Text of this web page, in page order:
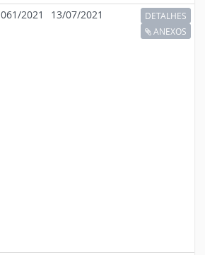
061/2021 13/07/2021
DETALHES
ANEXOS